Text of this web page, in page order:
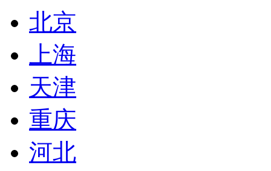
北京
上海
天津
重庆
河北